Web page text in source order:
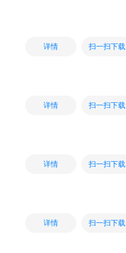
详情 扫一扫下载
详情 扫一扫下载
详情 扫一扫下载
详情 扫一扫下载